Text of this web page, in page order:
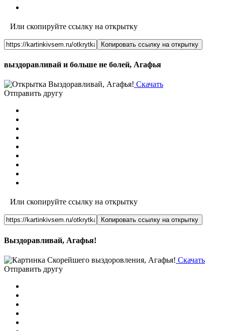
Или скопируйте ссылку на открытку
Копировать ссылку на открытку
выздоравливай и больше не болей, Агафья
Скачать
Отправить другу
Или скопируйте ссылку на открытку
Копировать ссылку на открытку
Выздоравливай, Агафья!
Скачать
Отправить другу